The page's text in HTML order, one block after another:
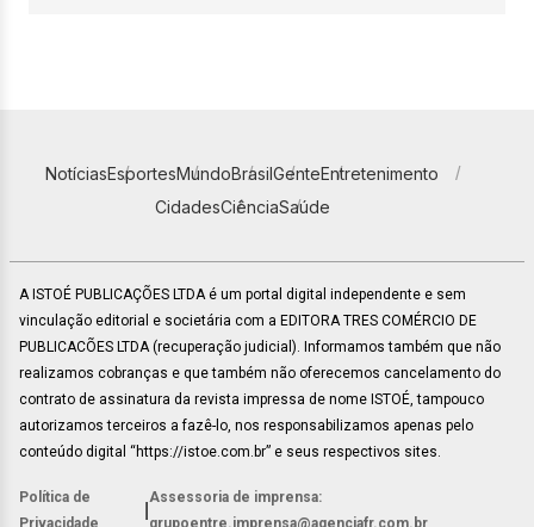
NotíciasEsportesMundoBrasilGenteEntretenimento
CidadesCiênciaSaúde
A ISTOÉ PUBLICAÇÕES LTDA é um portal digital independente e sem
vinculação editorial e societária com a EDITORA TRES COMÉRCIO DE
PUBLICACÕES LTDA (recuperação judicial). Informamos também que não
realizamos cobranças e que também não oferecemos cancelamento do
contrato de assinatura da revista impressa de nome ISTOÉ, tampouco
autorizamos terceiros a fazê-lo, nos responsabilizamos apenas pelo
conteúdo digital “https://istoe.com.br” e seus respectivos sites.
Política de
Privacidade
Assessoria de imprensa:
grupoentre.imprensa@agenciafr.com.br